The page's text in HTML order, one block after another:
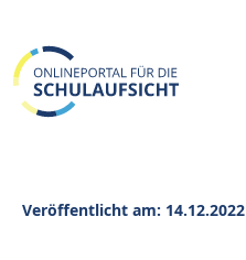
Veröffentlicht am: 14.12.2022